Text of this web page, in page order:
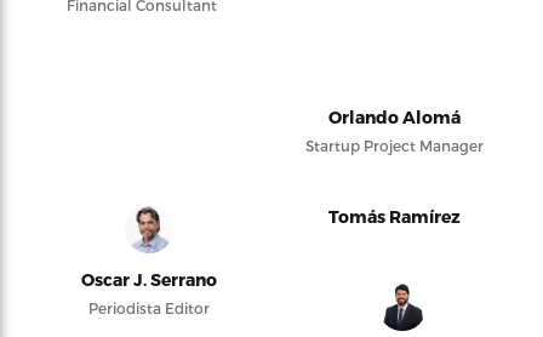
Financial Consultant
Orlando Alomá
Startup Project Manager
Oscar J. Serrano
Periodista Editor
Tomás Ramírez